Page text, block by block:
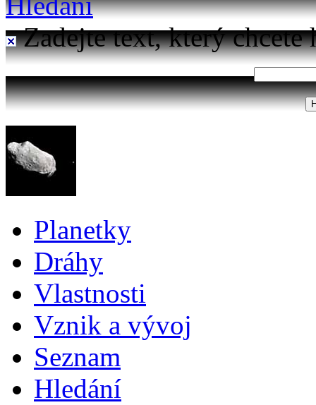
Zadejte text, který chcete
Planetky
Dráhy
Vlastnosti
Vznik a vývoj
Seznam
Hledání